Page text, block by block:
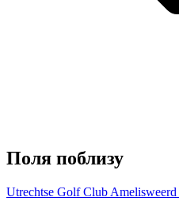
Поля поблизу
Utrechtse Golf Club Amelisweerd